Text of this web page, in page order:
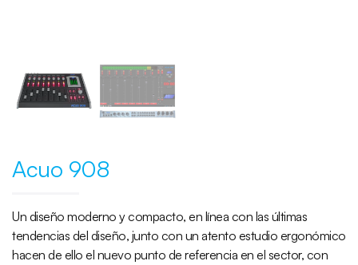
Acuo 908
Un diseño moderno y compacto, en línea con las últimas
tendencias del diseño, junto con un atento estudio ergonómico
hacen de ello el nuevo punto de referencia en el sector, con